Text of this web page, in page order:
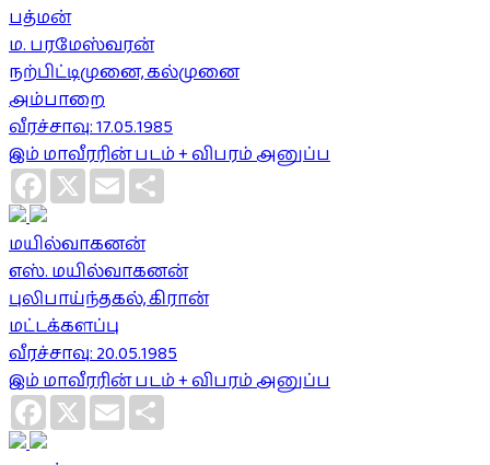
பத்மன்
ம. பரமேஸ்வரன்
நற்பிட்டிமுனை, கல்முனை
அம்பாறை
வீரச்சாவு: 17.05.1985
இம் மாவீரரின் படம் + விபரம் அனுப்ப
Facebook
X Email
மயில்வாகனன்
எஸ். மயில்வாகனன்
புலிபாய்ந்தகல், கிரான்
மட்டக்களப்பு
வீரச்சாவு: 20.05.1985
இம் மாவீரரின் படம் + விபரம் அனுப்ப
Facebook
X Email